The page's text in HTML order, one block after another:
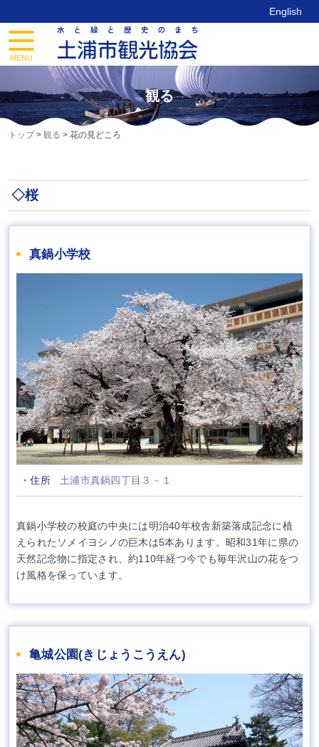
content
toggle
navigation
MENU
English
観る
トップ> 観る > 花の見どころ
◇桜
真鍋小学校
・住所 土浦市真鍋四丁目３－１
真鍋小学校の校庭の中央には明治40年校舎新築落成記念に植
えられたソメイヨシノの巨木は5本あります。昭和31年に県の
天然記念物に指定され、約110年経つ今でも毎年沢山の花をつ
け風格を保っています。
亀城公園(きじょうこうえん)